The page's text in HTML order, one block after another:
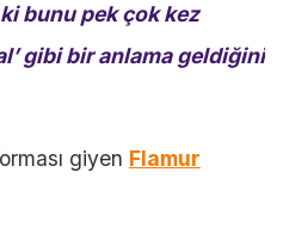
bunu pek çok kez
gibi bir anlama geldiğini
giyen Flamur